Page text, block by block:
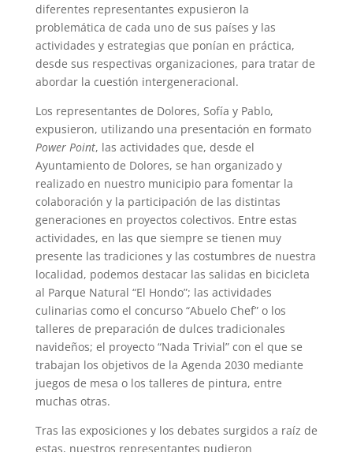
diferentes representantes expusieron la
problemática de cada uno de sus países y las
actividades y estrategias que ponían en práctica,
desde sus respectivas organizaciones, para tratar de
abordar la cuestión intergeneracional.
Los representantes de Dolores, Sofía y Pablo,
expusieron, utilizando una presentación en formato
Power Point, las actividades que, desde el
Ayuntamiento de Dolores, se han organizado y
realizado en nuestro municipio para fomentar la
colaboración y la participación de las distintas
generaciones en proyectos colectivos. Entre estas
actividades, en las que siempre se tienen muy
presente las tradiciones y las costumbres de nuestra
localidad, podemos destacar las salidas en bicicleta
al Parque Natural “El Hondo”; las actividades
culinarias como el concurso “Abuelo Chef” o los
talleres de preparación de dulces tradicionales
navideños; el proyecto “Nada Trivial” con el que se
trabajan los objetivos de la Agenda 2030 mediante
juegos de mesa o los talleres de pintura, entre
muchas otras.
Tras las exposiciones y los debates surgidos a raíz de
estas, nuestros representantes pudieron